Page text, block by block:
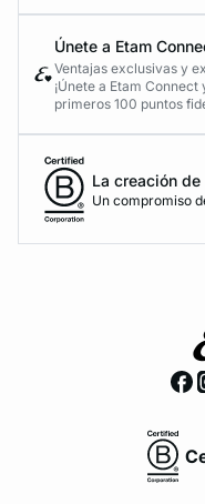
Únete a Etam
Ventajas exclusivas y
¡Únete a Etam
primeros 100 puntos
La creación
Un compromiso